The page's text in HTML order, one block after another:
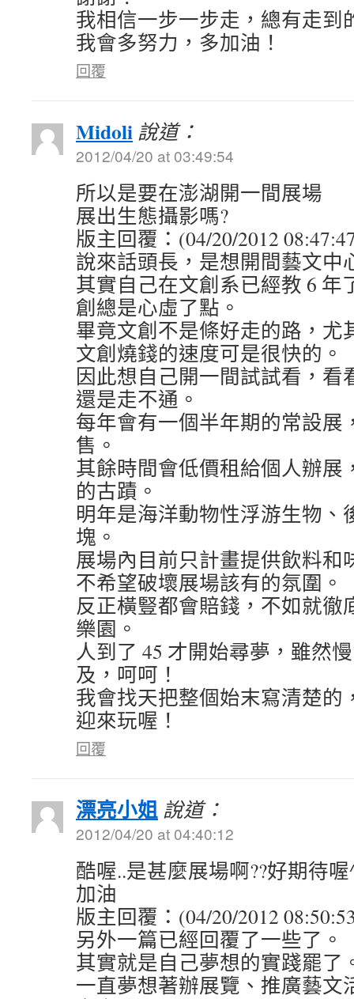
我相信一步一步走，總有走到
我會多努力，多加油！
回覆
Midoli 說道：
2012/04/20 at 03:49:54
所以是要在澎湖開一間展場
展出生態攝影嗎?
版主回覆：(04/20/2012
說來話頭長，是想開間藝文中
其實自己在文創系已經教 6 年
創總是心虛了點。
畢竟文創不是條好走的路，尤
文創燒錢的速度可是很快的。
因此想自己開一間試試看，看
還是走不通。
每年會有一個半年期的常設展
售。
其餘時間會低價租給個人辦展
的古蹟。
明年是海洋動物性浮游生物、
塊。
展場內目前只計畫提供飲料和
不希望破壞展場該有的氛圍。
反正橫豎都會賠錢，不如就徹
樂園。
人到了 45 才開始尋夢，雖然
及，呵呵！
我會找天把整個始末寫清楚的
迎來玩喔！
回覆
漂亮小姐 說道：
2012/04/20 at 04:40:12
酷喔..是甚麼展場啊??好期待
加油
版主回覆：(04/20/2012
另外一篇已經回覆了一些了。
其實就是自己夢想的實踐罷了
一直夢想著辦展覽、推廣藝文